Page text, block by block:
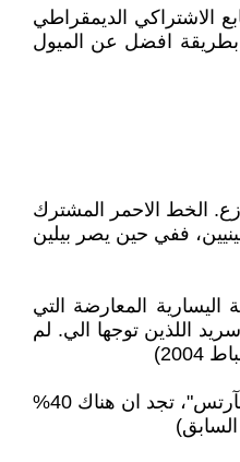
الديمقراطي
بطريقة افضل عن الميول
منازع. الخط الاحمر المشترك
ففي حين يصر بيلين
المعارضة التي
اللذين توجها الي. لم
نظرية يوسي بيلين بسيطة، وتعتمد على امكانية زيادة نفوذ ميرتس على حساب حزب العمل، يقول: "اذا قرأت الاستطلاعات حول الموقف من السلام في "هآرتس"، تجد ان هناك 40%